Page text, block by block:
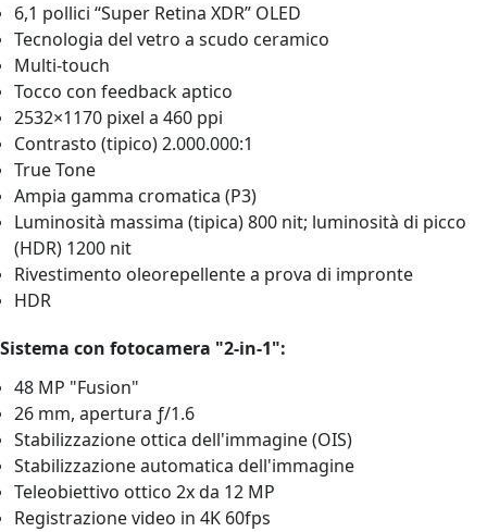
6,1 pollici “Super Retina XDR” OLED
Tecnologia del vetro a scudo ceramico
Multi‑touch
Tocco con feedback aptico
2532×1170 pixel a 460 ppi
Contrasto (tipico) 2.000.000:1
True Tone
Ampia gamma cromatica (P3)
Luminosità massima (tipica) 800 nit; luminosità di picco
(HDR) 1200 nit
Rivestimento oleorepellente a prova di impronte
HDR
Sistema con fotocamera "2-in-1":
48 MP "Fusion"
26 mm, apertura ƒ/1.6
Stabilizzazione ottica dell'immagine (OIS)
Stabilizzazione automatica dell'immagine
Teleobiettivo ottico 2x da 12 MP
Registrazione video in 4K 60fps